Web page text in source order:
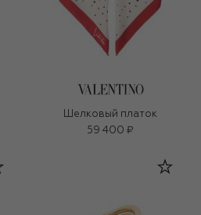
Шелковый платок
59 400 ₽